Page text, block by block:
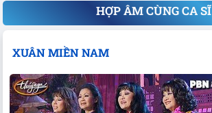
HỢP ÂM CÙNG CA SĨ
XUÂN MIỀN NAM